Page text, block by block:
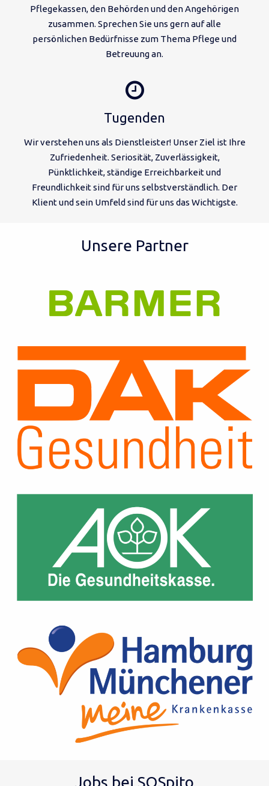
Pflegekassen, den Behörden und den Angehörigen
zusammen. Sprechen Sie uns gern auf alle
persönlichen Bedürfnisse zum Thema Pflege und
Betreuung an.
Tugenden
Wir verstehen uns als Dienstleister! Unser Ziel ist Ihre
Zufriedenheit. Seriosität, Zuverlässigkeit,
Pünktlichkeit, ständige Erreichbarkeit und
Freundlichkeit sind für uns selbstverständlich. Der
Klient und sein Umfeld sind für uns das Wichtigste.
Unsere Partner
Jobs bei SOSpito